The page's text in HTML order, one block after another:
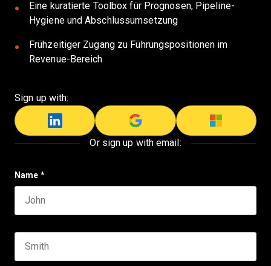
Eine kuratierte Toolbox für Prognosen, Pipeline-
Hygiene und Abschlussumsetzung
Frühzeitiger Zugang zu Führungspositionen im
Revenue-Bereich
Sign up with:
Or sign up with email:
Name *